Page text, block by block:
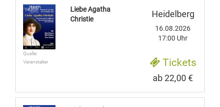
Quelle:
Veranstalter
Liebe Agatha
Christie
Heidelberg
16.08.2026
17:00 Uhr
Tickets
ab 22,00 €